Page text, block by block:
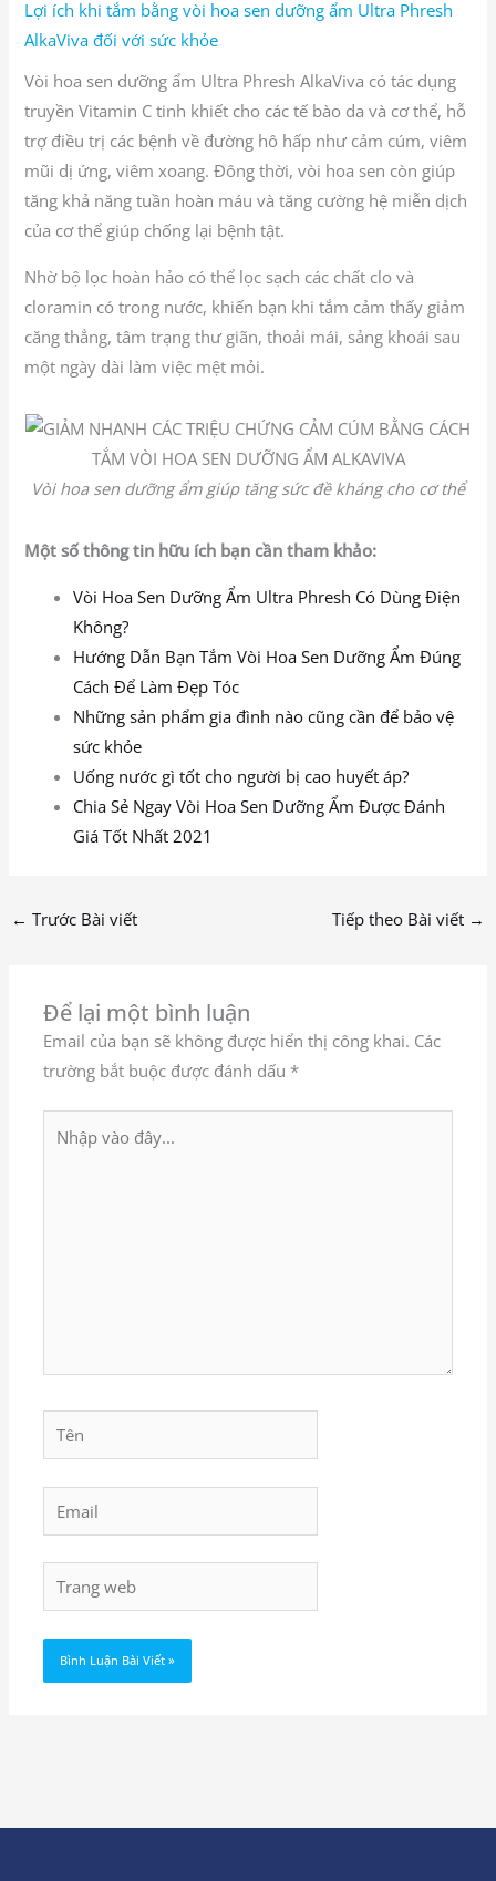
Lợi ích khi tắm bằng vòi hoa sen dưỡng ẩm Ultra Phresh
AlkaViva đối với sức khỏe
Vòi hoa sen dưỡng ẩm Ultra Phresh AlkaViva có tác dụng
truyền Vitamin C tinh khiết cho các tế bào da và cơ thể, hỗ
trợ điều trị các bệnh về đường hô hấp như cảm cúm, viêm
mũi dị ứng, viêm xoang. Đông thời, vòi hoa sen còn giúp
tăng khả năng tuần hoàn máu và tăng cường hệ miễn dịch
của cơ thể giúp chống lại bệnh tật.
Nhờ bộ lọc hoàn hảo có thể lọc sạch các chất clo và
cloramin có trong nước, khiến bạn khi tắm cảm thấy giảm
căng thẳng, tâm trạng thư giãn, thoải mái, sảng khoái sau
một ngày dài làm việc mệt mỏi.
Vòi hoa sen dưỡng ẩm giúp tăng sức đề kháng cho cơ thể
Một số thông tin hữu ích bạn cần tham khảo:
Vòi Hoa Sen Dưỡng Ẩm Ultra Phresh Có Dùng Điện
Không?
Hướng Dẫn Bạn Tắm Vòi Hoa Sen Dưỡng Ẩm Đúng
Cách Để Làm Đẹp Tóc
Những sản phẩm gia đình nào cũng cần để bảo vệ
sức khỏe
Uống nước gì tốt cho người bị cao huyết áp?
Chia Sẻ Ngay Vòi Hoa Sen Dưỡng Ẩm Được Đánh
Giá Tốt Nhất 2021
← Trước Bài viết Tiếp theo Bài viết →
Để lại một bình luận
Email của bạn sẽ không được hiển thị công khai. Các
trường bắt buộc được đánh dấu *
Tên
Trang
web